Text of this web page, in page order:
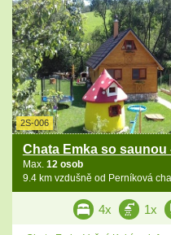
2S-006
Chata Emka so
Max. 12 osob
9.4 km vzdušně od Perníková
4x 1x